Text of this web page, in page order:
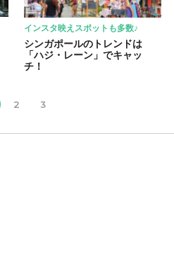
インスタ映えスポットも多数♪
シンガポールのトレンドは
「ハジ・レーン」でキャッ
チ！
2 3